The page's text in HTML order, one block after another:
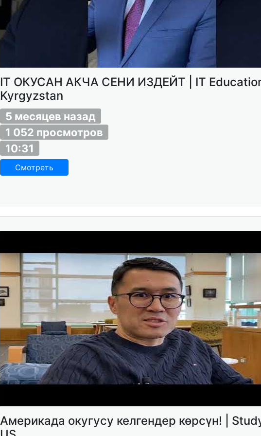
IT ОКУСАН АКЧА СЕНИ ИЗДЕЙТ | IT
Kyrgyzstan
5 месяцев назад
1 052 просмотров
10:31
Смотреть
Америкада окугусу келгендер көрсүн! |